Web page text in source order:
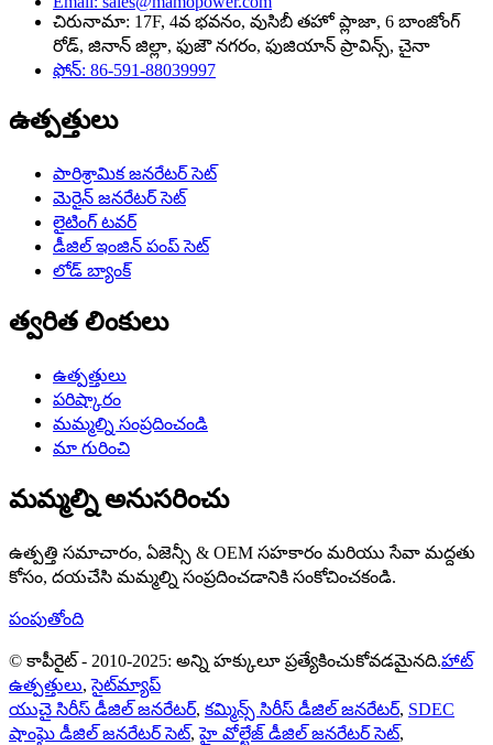
చిరునామా: 17F, 4వ భవనం, వుసిబీ తహో ప్లాజా, 6 బాంజోంగ్
రోడ్, జినాన్ జిల్లా, ఫుజౌ నగరం, ఫుజియాన్ ప్రావిన్స్, చైనా
ఫోన్: 86-591-88039997
ఉత్పత్తులు
పారిశ్రామిక జనరేటర్ సెట్
మెరైన్ జనరేటర్ సెట్
లైటింగ్ టవర్
డీజిల్ ఇంజిన్ పంప్ సెట్
లోడ్ బ్యాంక్
త్వరిత లింకులు
ఉత్పత్తులు
పరిష్కారం
మమ్మల్ని సంప్రదించండి
మా గురించి
మమ్మల్ని అనుసరించు
ఉత్పత్తి సమాచారం, ఏజెన్సీ & OEM సహకారం మరియు సేవా మద్దతు
కోసం, దయచేసి మమ్మల్ని సంప్రదించడానికి సంకోచించకండి.
పంపుతోంది
© కాపీరైట్ - 2010-2025: అన్ని హక్కులూ ప్రత్యేకించుకోవడమైనది.హాట్
ఉత్పత్తులు,సైట్‌మ్యాప్
యుచై సిరీస్ డీజిల్ జనరేటర్, కమ్మిన్స్ సిరీస్ డీజిల్ జనరేటర్, SDEC
షాంఘై డీజిల్ జనరేటర్ సెట్,హై వోల్టేజ్ డీజిల్ జనరేటర్ సెట్,